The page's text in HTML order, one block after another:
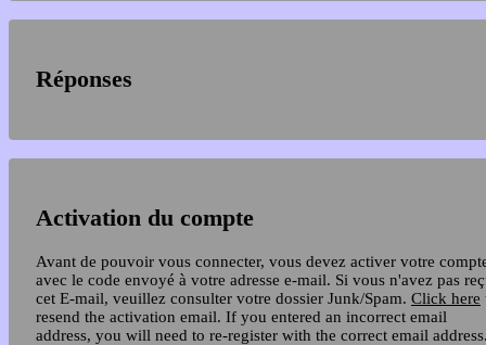
Réponses
Activation du compte
Avant de pouvoir vous connecter, vous devez activer votre
avec le code envoyé à votre adresse e-mail. Si vous n'avez pas
cet E-mail, veuillez consulter votre dossier Junk/Spam. Click here
resend the activation email. If you entered an incorrect email
address, you will need to re-register with the correct email